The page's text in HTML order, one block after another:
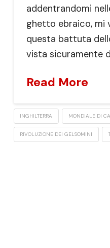
addentrandomi
ghetto ebraico, mi
questa battuta
vista sicuramente
Read More
INGHILTERRA MONDIALE DI
RIVOLUZIONE DEI GELSOMINI